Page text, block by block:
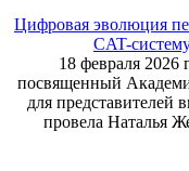
Цифровая эволюция
CAT-
18 февраля 2026
посвященный
для представителей
провела Наталья